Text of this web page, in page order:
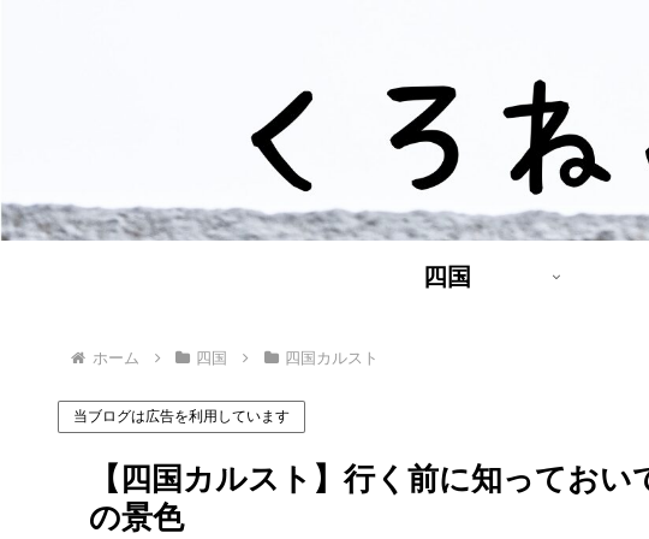
四国
ホーム 四国 四国カルスト
当ブログは広告を利用しています
【四国カルスト】行く前に知ってお
の景色